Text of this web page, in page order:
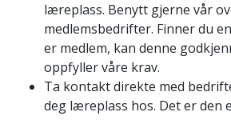
læreplass. Benytt gjerne vår
medlemsbedrifter. Finner du
er medlem, kan denne
oppfyller våre krav.
Ta kontakt direkte med
deg læreplass hos. Det er den